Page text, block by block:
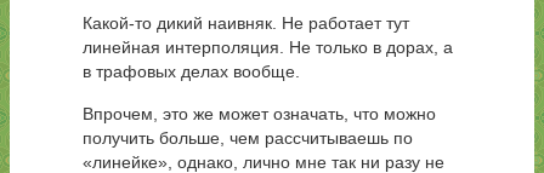
Какой-то дикий наивняк. Не работает тут
линейная интерполяция. Не только в дорах, а
в трафовых делах вообще.
Впрочем, это же может означать, что можно
получить больше, чем рассчитываешь по
«линейке», однако, лично мне так ни разу не